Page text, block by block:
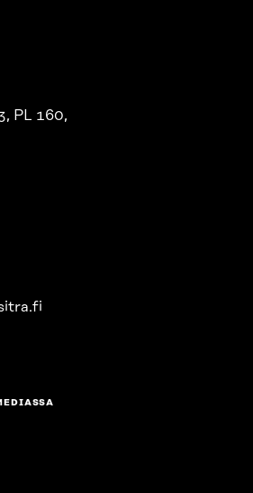
PL 160,